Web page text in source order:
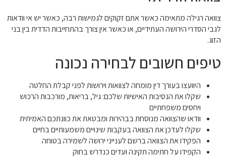
צוואה רגילה מתאימה כאשר אתם זקוקים לגמישות רבה, כאשר יש אי וודאות
לגבי הסדרי הירושה העתידיים, או כאשר אין צורך בהתחייבות הדדית בין בני
הזוג.
טיפים חשובים לבחירה נכונה
היוועצו בעורך דין מומחה לצוואות וירושות לפני קבלת החלטה
שקלו את הנסיבות האישיות שלכם: גיל, בריאות, מורכבות הרכוש
ויחסים משפחתיים
וודאו שהצוואה מנוסחת בבהירות ומבטאת את כוונתכם האמיתית
שקלו לעדכן את הצוואה בעקבות שינויים משמעותיים בחיים
הפקידו את הצוואה ברשם לענייני ירושה לשמירה בטוחה
הקפידו על חתימה תקינה ועדים כנדרש בחוק